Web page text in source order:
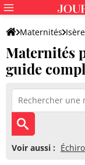
Maternités Isère
Maternités
guide
Voir aussi :